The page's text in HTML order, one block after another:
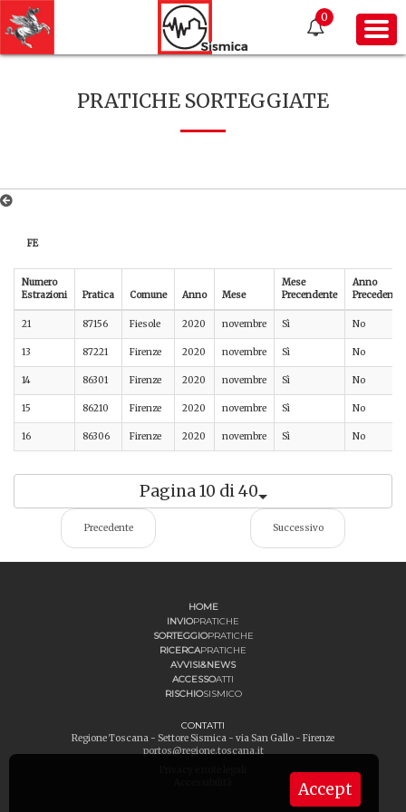
0
PRATICHE SORTEGGIATE
FE
Numero
Estrazioni
Pratica Comune Anno Mese
Mese
Precendente
Anno
Precedente
21 87156 Fiesole 2020 novembre Sì No
13 87221 Firenze 2020 novembre Sì No
14 86301 Firenze 2020 novembre Sì No
15 86210 Firenze 2020 novembre Sì No
16 86306 Firenze 2020 novembre Sì No
Pagina 10 di 40
Precedente Successivo
Accept
HOME
INVIOPRATICHE
SORTEGGIOPRATICHE
RICERCAPRATICHE
AVVISI&NEWS
ACCESSOATTI
RISCHIOSISMICO
CONTATTI
Regione Toscana - Settore Sismica - via San Gallo - Firenze
portos@regione.toscana.it